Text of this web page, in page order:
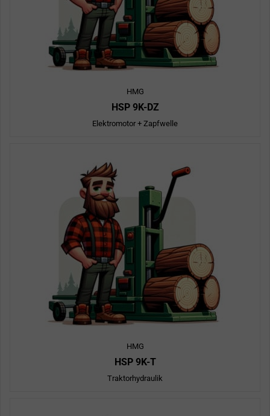
HMG
HSP 9K-DZ
Elektromotor + Zapfwelle
HMG
HSP 9K-T
Traktorhydraulik